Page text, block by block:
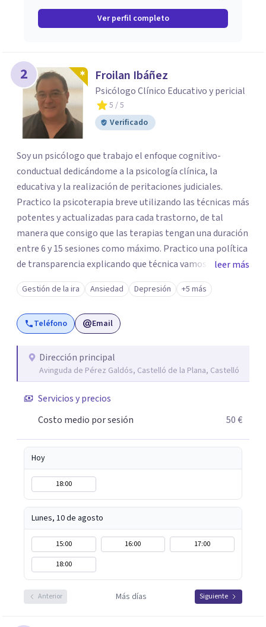
Ver perfil completo
2 Froilan Ibáñez
Psicólogo Clínico Educativo y pericial
5 / 5
Verificado
Soy un psicólogo que trabajo el enfoque cognitivo-
conductual dedicándome a la psicología clínica, la
educativa y la realización de peritaciones judiciales.
Practico la psicoterapia breve utilizando las técnicas más
potentes y actualizadas para cada trastorno, de tal
manera que consigo que las terapias tengan una duración
entre 6 y 15 sesiones como máximo. Practico una política
de transparencia explicando que técnica vamos a utilizar,
en que consiste y que esperamos de usted. Se
suministrará material de apoyo. También cada terapia se
adaptará al perfil de cada cliente y su problemática
personal. Será un espacio de reflexión, donde en un
lo que le ocurre y como superarlo.
leer más
Gestión de la ira Ansiedad Depresión +5 más
Teléfono Email
Dirección principal
Avinguda de Pérez Galdós, Castelló de la Plana, Castelló
Servicios y precios
Costo medio por sesión
50 €
Hoy
18:00
Lunes, 10 de agosto
15:00 16:00
17:00
18:00
Anterior Más días Siguiente